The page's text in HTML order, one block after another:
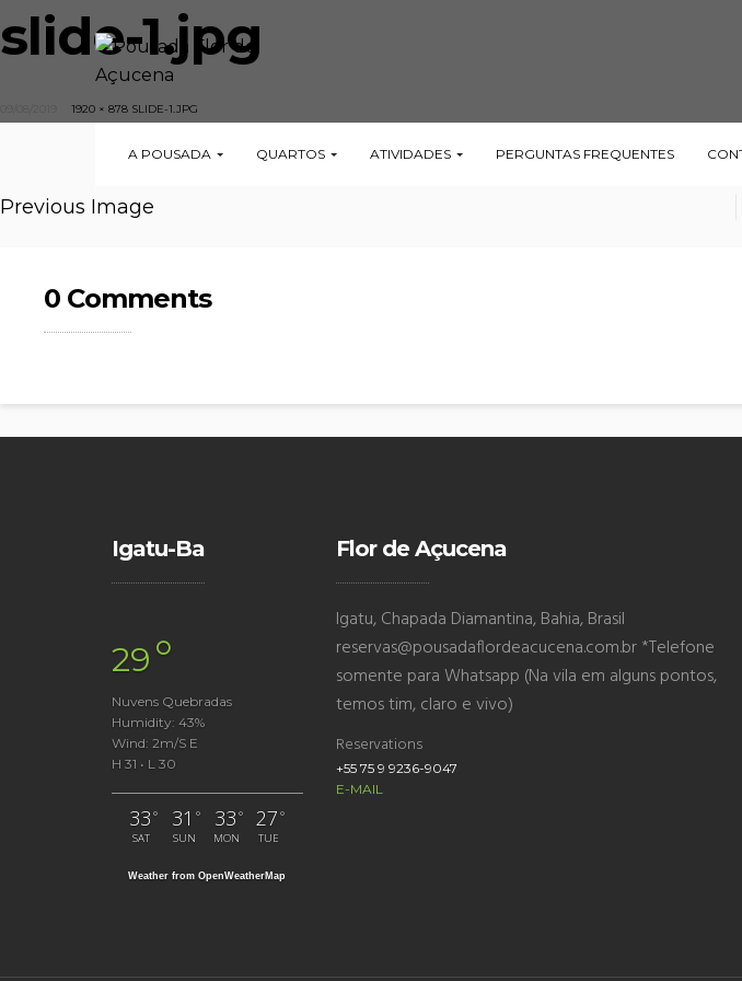
A POUSADA QUARTOS ATIVIDADES PERGUNTAS FREQUENTES
slide-1.jpg
1920 × 878 SLIDE-1.JPG
Previous Image
0 Comments
Igatu-Ba
29°
Nuvens Quebradas
Humidity: 43%
Wind: 2m/s E
H 31 • L 30
33 °
SAT
31 °
SUN
33 °
MON
27 °
TUE
Weather from OpenWeatherMap
Flor de Açucena
Igatu, Chapada Diamantina, Bahia, Brasil
reservas@pousadaflordeacucena.com.br *Telefone
somente para Whatsapp (Na vila em alguns pontos,
temos tim, claro e vivo)
Reservations
+55 75 9 9236-9047
E-MAIL